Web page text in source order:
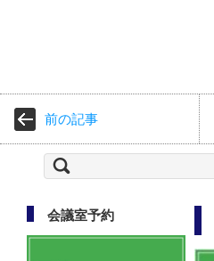
前の記事
検
索:
会議室予約